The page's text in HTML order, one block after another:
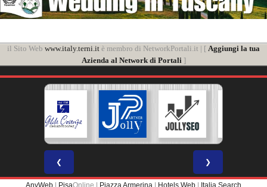
il Sito Web www.italy.terni.it è membro di NetworkPortali.it | [ Aggiungi la tua
Azienda al Network di Portali]
❮ ❯
AnyWeb PisaOnline | Piazza Armerina Hotels Web Italia Search